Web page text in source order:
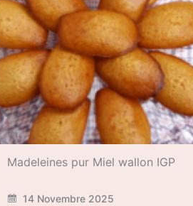
Crème brulée au romarin et au
14 Novembre 2025